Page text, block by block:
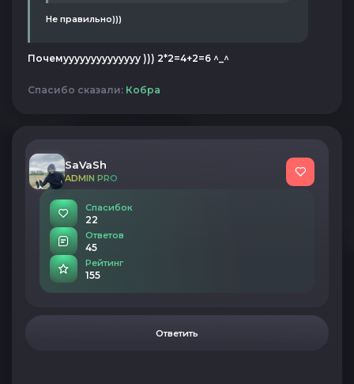
Не правильно)))
Почемуууууууууууууу ))) 2*2=4+2=6 ^_^
Спасибо сказали: Кобра
SaVaSh
ADMIN PRO
Спасибок
22
Ответов
45
Рейтинг
155
Ответить